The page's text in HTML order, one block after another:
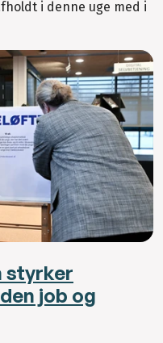
i denne uge med i
styrker
job og